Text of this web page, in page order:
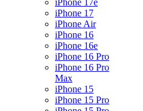
iPhone 17e
iPhone 17
iPhone Air
iPhone 16
iPhone 16e
iPhone 16 Pro
iPhone 16 Pro
Max
iPhone 15
iPhone 15 Pro